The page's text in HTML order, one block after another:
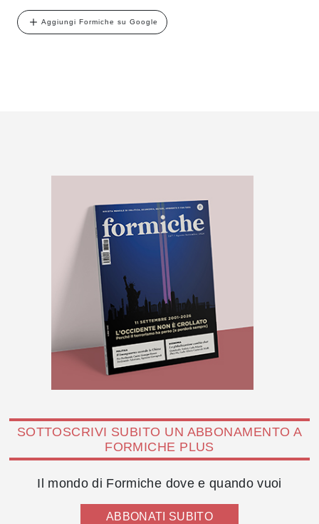
Aggiungi Formiche su Google
SOTTOSCRIVI SUBITO UN ABBONAMENTO A
FORMICHE PLUS
Il mondo di Formiche dove e quando vuoi
ABBONATI SUBITO